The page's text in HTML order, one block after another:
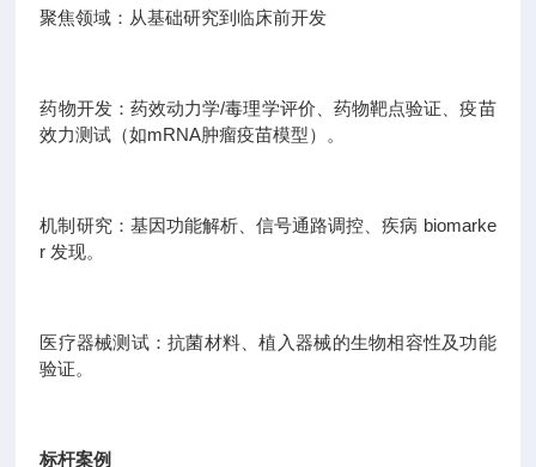
聚焦领域：从基础研究到临床前开发
药物开发：药效动力学/毒理学评价、药物靶点验证、疫苗
效力测试（如mRNA肿瘤疫苗模型）。
机制研究：基因功能解析、信号通路调控、疾病 biomarke
r 发现。
医疗器械测试：抗菌材料、植入器械的生物相容性及功能
验证。
标杆案例